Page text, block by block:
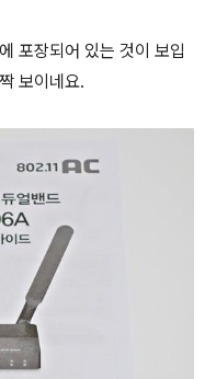
포장되어 있는 것이 보입
보이네요.